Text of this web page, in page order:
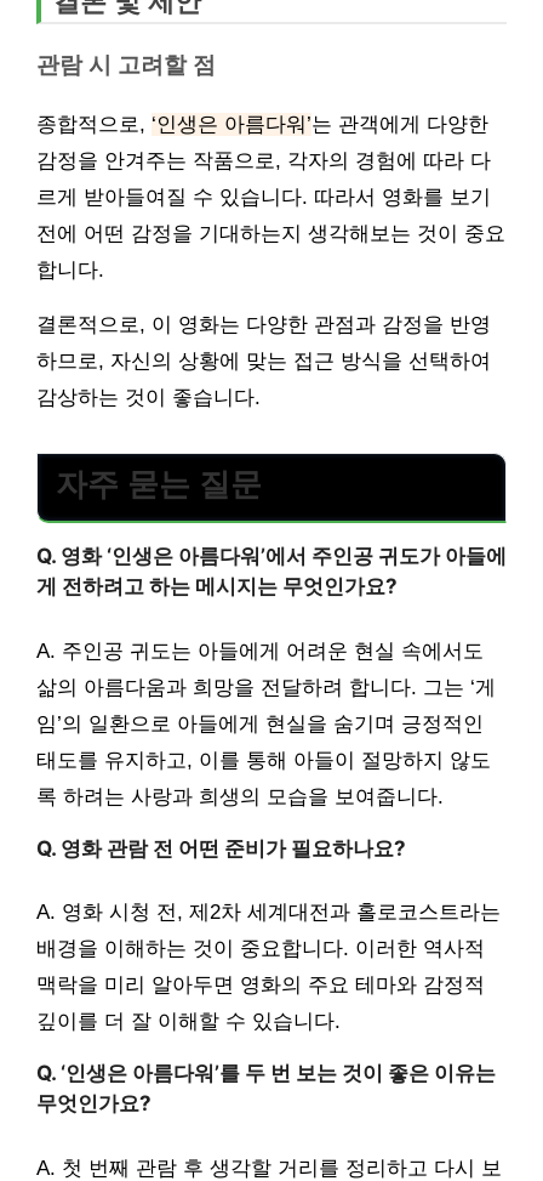
관람 시 고려할 점
종합적으로, ‘인생은 아름다워’는 관객에게 다양한
감정을 안겨주는 작품으로, 각자의 경험에 따라 다
르게 받아들여질 수 있습니다. 따라서 영화를 보기
전에 어떤 감정을 기대하는지 생각해보는 것이 중요
합니다.
결론적으로, 이 영화는 다양한 관점과 감정을 반영
하므로, 자신의 상황에 맞는 접근 방식을 선택하여
감상하는 것이 좋습니다.
자주 묻는 질문
Q. 영화 ‘인생은 아름다워’에서 주인공 귀도가 아들에
게 전하려고 하는 메시지는 무엇인가요?
A. 주인공 귀도는 아들에게 어려운 현실 속에서도
삶의 아름다움과 희망을 전달하려 합니다. 그는 ‘게
임’의 일환으로 아들에게 현실을 숨기며 긍정적인
태도를 유지하고, 이를 통해 아들이 절망하지 않도
록 하려는 사랑과 희생의 모습을 보여줍니다.
Q. 영화 관람 전 어떤 준비가 필요하나요?
A. 영화 시청 전, 제2차 세계대전과 홀로코스트라는
배경을 이해하는 것이 중요합니다. 이러한 역사적
맥락을 미리 알아두면 영화의 주요 테마와 감정적
깊이를 더 잘 이해할 수 있습니다.
Q. ‘인생은 아름다워’를 두 번 보는 것이 좋은 이유는
무엇인가요?
A. 첫 번째 관람 후 생각할 거리를 정리하고 다시 보